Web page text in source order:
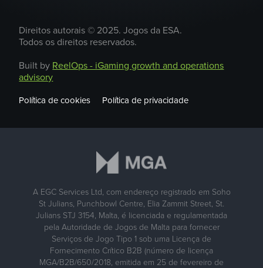
Direitos autorais © 2025. Jogos da ESA.
Todos os direitos reservados.
Built by ReelOps - iGaming growth and operations
advisory
Política de cookies Política de privacidade
A EGC Services Ltd, com endereço registrado em Soho
St Julians, Punchbowl Centre, Elia Zammit Street, St.
Julians STJ 3154, Malta, é licenciada e regulamentada
pela Autoridade de Jogos de Malta para fornecer
Serviços de Jogo Tipo 1 sob uma Licença de
Fornecimento Crítico B2B (número de licença
MGA/B2B/650/2018, emitida em 25 de fevereiro de